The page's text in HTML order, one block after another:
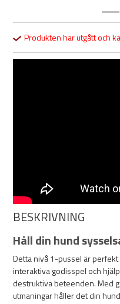
Produkten har utgått och
BESKRIVNING
Håll din hund
Detta nivå 1-pussel är
interaktiva godisspel och
destruktiva beteenden. Med
utmaningar håller det din